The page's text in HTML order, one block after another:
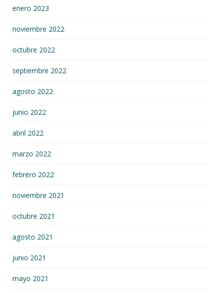
enero 2023
noviembre 2022
octubre 2022
septiembre 2022
agosto 2022
junio 2022
abril 2022
marzo 2022
febrero 2022
noviembre 2021
octubre 2021
agosto 2021
junio 2021
mayo 2021